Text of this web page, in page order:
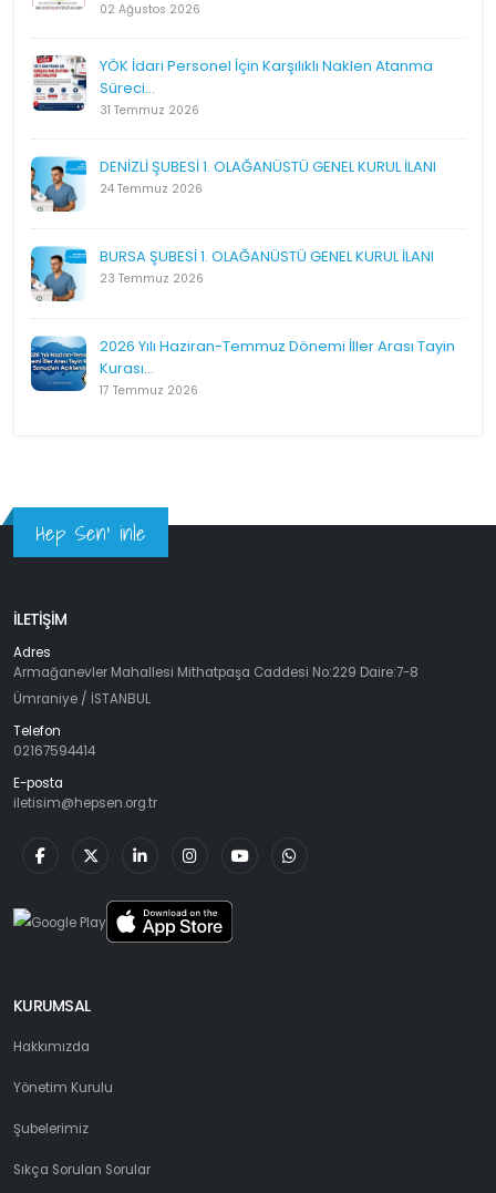
02 Ağustos 2026
YÖK İdari Personel İçin Karşılıklı Naklen Atanma
Süreci...
31 Temmuz 2026
DENİZLİ ŞUBESİ 1. OLAĞANÜSTÜ GENEL KURUL İLANI
24 Temmuz 2026
BURSA ŞUBESİ 1. OLAĞANÜSTÜ GENEL KURUL İLANI
23 Temmuz 2026
2026 Yılı Haziran-Temmuz Dönemi İller Arası Tayin
Kurası...
17 Temmuz 2026
Hep Sen' inle
İLETİŞİM
Adres
Armağanevler Mahallesi Mithatpaşa Caddesi No:229 Daire:7-8
Ümraniye / İSTANBUL
Telefon
02167594414
E-posta
iletisim@hepsen.org.tr
KURUMSAL
Hakkımızda
Yönetim Kurulu
Şubelerimiz
Sıkça Sorulan Sorular